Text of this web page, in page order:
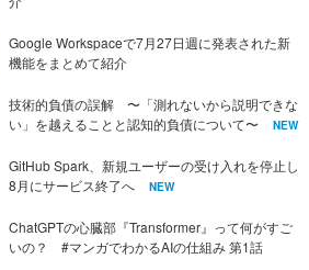
Google Workspaceで7月27日週に発表された新
機能をまとめて紹介
技術的負債の誤解 〜「測れないから説明できな
い」を越えることと認知的負債について〜
NEW
GitHub Spark、新規ユーザーの受け入れを停止し
8月にサービス終了へ
NEW
ChatGPTの心臓部『Transformer』って何がすご
いの？ #マンガでわかるAIの仕組み 第1話